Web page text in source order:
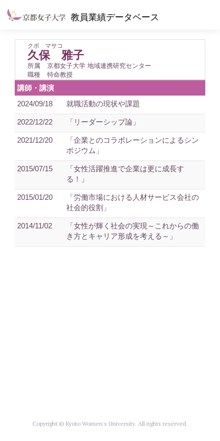
教員業績データベース
クボ マサコ
久保 雅子
所属
京都女子大学 地域連携研究センター
職種
特命教授
講師・講演
2024/09/18
就職活動の現状や課題
2022/12/22 「リーダーシップ論」
2021/12/20
「企業とのコラボレーションによるシン
ポジウム」
2015/07/15
「女性活躍推進で企業は更に成長す
る！」
2015/01/20
「労働市場における人材サービス会社の
社会的役割」
2014/11/02
「女性が輝く社会の実現～これからの働
き方とキャリア形成を考える～」
Copyright © Kyoto Women's University. All rights reserved.